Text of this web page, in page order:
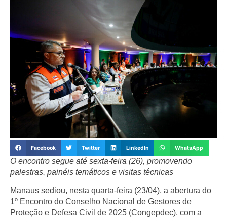
Facebook Twitter LinkedIn WhatsApp
O encontro segue até sexta-feira (26), promovendo
palestras, painéis temáticos e visitas técnicas
Manaus sediou, nesta quarta-feira (23/04), a abertura do
1º Encontro do Conselho Nacional de Gestores de
Proteção e Defesa Civil de 2025 (Congepdec), com a